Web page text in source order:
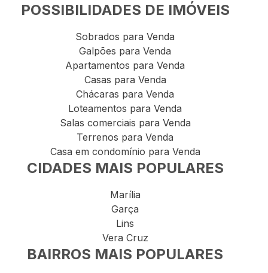
POSSIBILIDADES DE IMÓVEIS
Sobrados para Venda
Galpões para Venda
Apartamentos para Venda
Casas para Venda
Chácaras para Venda
Loteamentos para Venda
Salas comerciais para Venda
Terrenos para Venda
Casa em condomínio para Venda
CIDADES MAIS POPULARES
Marília
Garça
Lins
Vera Cruz
BAIRROS MAIS POPULARES